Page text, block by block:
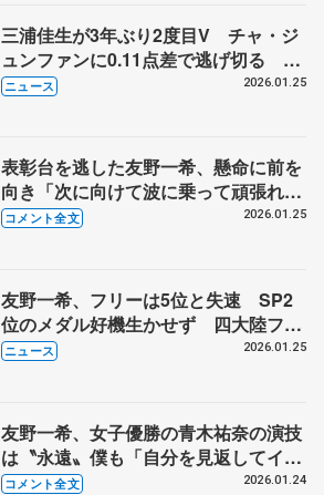
三浦佳生が3年ぶり2度目V チャ・ジ
ュンファンに0.11点差で逃げ切る 山
本草太3位、友野一希は4位 四大陸フ
ニュース 2026.01.25
表彰台を逃した友野一希、懸命に前を
向き「次に向けて波に乗って頑張れれ
ばいいかな」【四大陸選手権男子フリ
コメント全文 2026.01.25
友野一希、フリーは5位と失速 SP2
位のメダル好機生かせず 四大陸フィ
ギュア男子
ニュース 2026.01.25
友野一希、女子優勝の青木祐奈の演技
は〝永遠〟僕も「自分を見返してイヒ
イヒ言いながら、ニヤニヤしながら見
コメント全文 2026.01.24